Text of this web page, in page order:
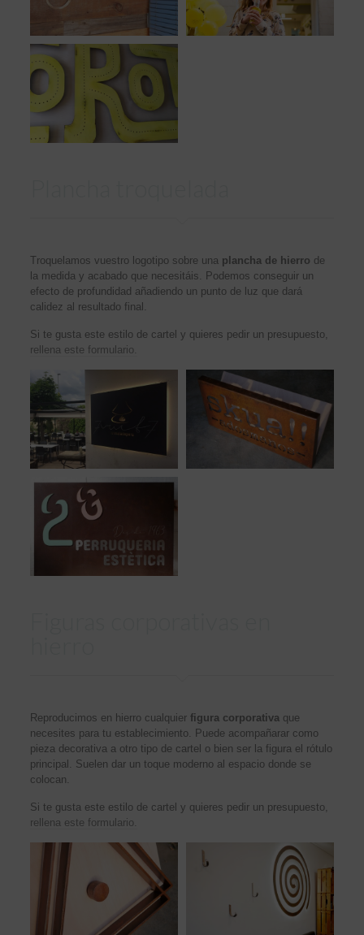
Troquelamos vuestro logotipo sobre una plancha de hierro de
la medida y acabado que necesitáis. Podemos conseguir un
efecto de profundidad añadiendo un punto de luz que dará
calidez al resultado final.
Si te gusta este estilo de cartel y quieres pedir un presupuesto,
rellena este formulario.
Reproducimos en hierro cualquier figura corporativa que
necesites para tu establecimiento. Puede acompañarar como
pieza decorativa a otro tipo de cartel o bien ser la figura el rótulo
principal. Suelen dar un toque moderno al espacio donde se
colocan.
Si te gusta este estilo de cartel y quieres pedir un presupuesto,
rellena este formulario.